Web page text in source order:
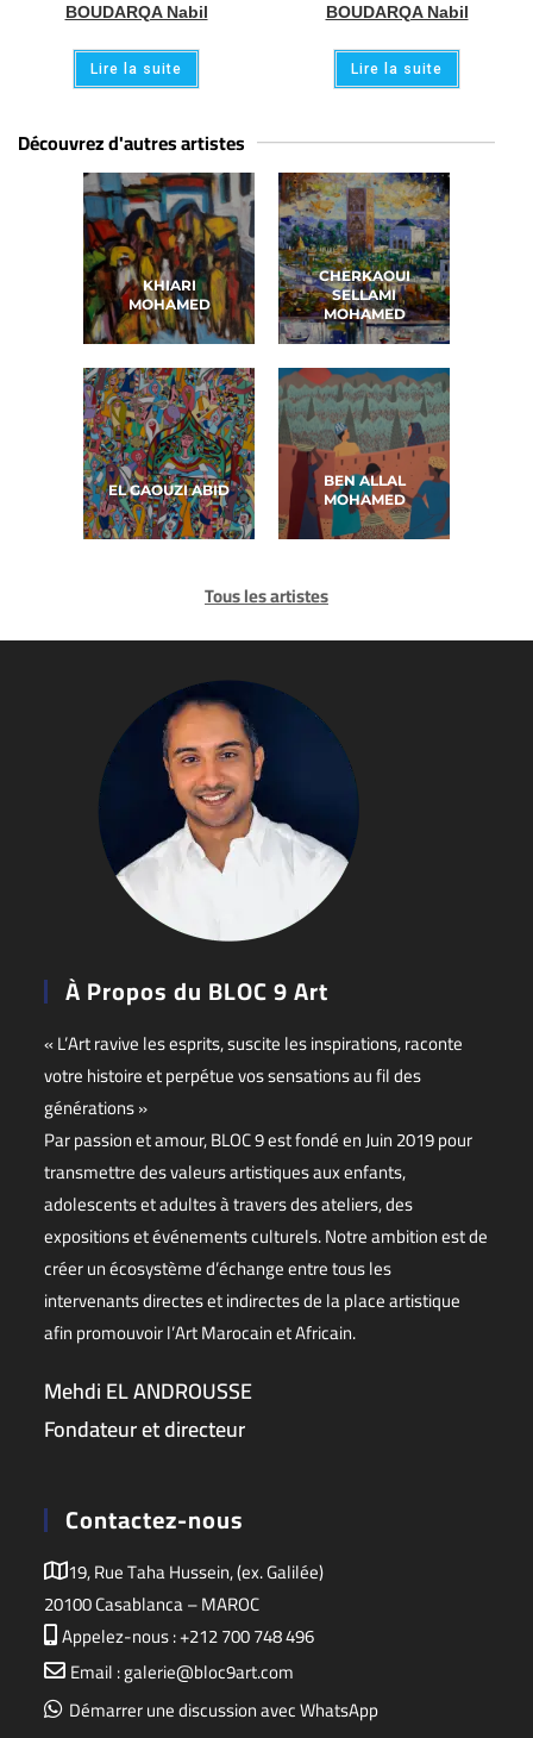
BOUDARQA Nabil
Lire la suite
BOUDARQA Nabil
Lire la suite
Découvrez d'autres artistes
KHIARI
MOHAMED
CHERKAOUI
SELLAMI
MOHAMED
EL GAOUZI ABID
BEN ALLAL
MOHAMED
Tous les artistes
À Propos du BLOC 9 Art
« L’Art ravive les esprits, suscite les inspirations, raconte
votre histoire et perpétue vos sensations au fil des
générations »
Par passion et amour, BLOC 9 est fondé en Juin 2019 pour
transmettre des valeurs artistiques aux enfants,
adolescents et adultes à travers des ateliers, des
expositions et événements culturels. Notre ambition est de
créer un écosystème d’échange entre tous les
intervenants directes et indirectes de la place artistique
afin promouvoir l’Art Marocain et Africain.
Mehdi EL ANDROUSSE
Fondateur et directeur
Contactez-nous
19, Rue Taha Hussein, (ex. Galilée)
20100 Casablanca – MAROC
Appelez-nous : +212 700 748 496
Email : galerie@bloc9art.com
Démarrer une discussion avec WhatsApp